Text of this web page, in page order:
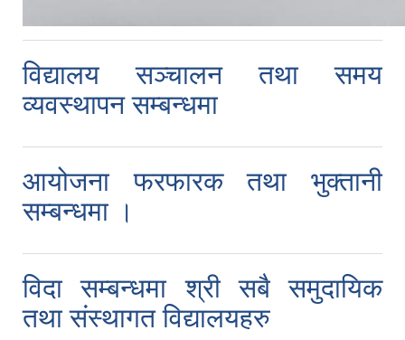
विद्यालय सञ्चालन तथा समय
व्यवस्थापन सम्बन्धमा
आयोजना फरफारक तथा भुक्तानी
सम्बन्धमा ।
विदा सम्बन्धमा श्री सबै समुदायिक
तथा संस्थागत विद्यालयहरु